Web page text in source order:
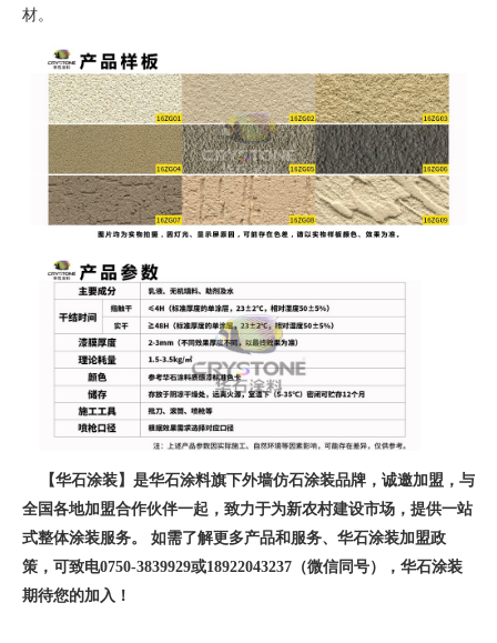
材。
【华石涂装】是华石涂料旗下外墙仿石涂装品牌，诚邀加盟，与
全国各地加盟合作伙伴一起，致力于为新农村建设市场，提供一站
式整体涂装服务。 如需了解更多产品和服务、华石涂装加盟政
策，可致电0750-3839929或18922043237（微信同号），华石涂装
期待您的加入！